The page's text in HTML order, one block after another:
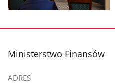
zdjęcie
galerii.
stopka
Ministerstwo Finansów
ADRES